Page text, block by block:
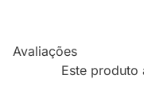
Avaliações
Este produto